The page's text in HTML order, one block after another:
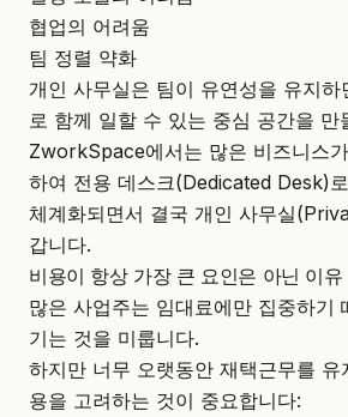
협업의 어려움
팀 정렬 약화
개인 사무실은 팀이 유연성을 유지하
로 함께 일할 수 있는 중심 공간을 만
ZworkSpace에서는 많은 비즈니스
하여 전용 데스크(Dedicated Desk)
체계화되면서 결국 개인 사무실
갑니다.
비용이 항상 가장 큰 요인은 아닌 이유
많은 사업주는 임대료에만 집중하기
기는 것을 미룹니다.
하지만 너무 오랫동안 재택근무를 유
용을 고려하는 것이 중요합니다: